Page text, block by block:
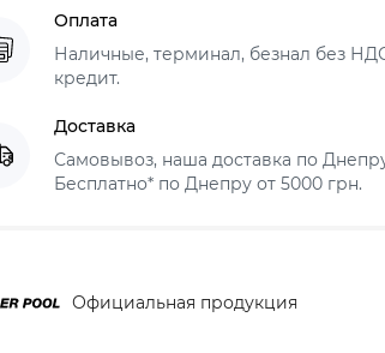
Оплата
Наличные, терминал, безнал без
кредит.
Доставка
Самовывоз, наша доставка по
Бесплатно* по Днепру от 5000 грн.
Официальная продукция